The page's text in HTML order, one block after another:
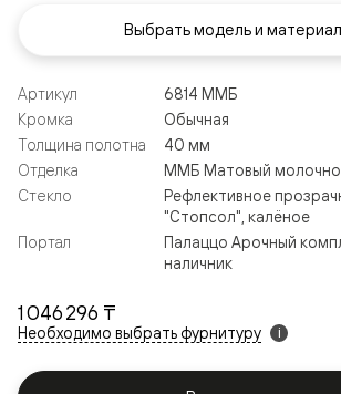
1 046 296 ₸
Необходимо выбрать фурнитуру i
Артикул
6814 ММБ
Кромка
Обычная
Толщина полотна
40 мм
Отделка
ММБ Матовый
Стекло
Рефлективное
"Стопсол", калёное
Портал
Палаццо Арочный
наличник
Выбрать модель и материал